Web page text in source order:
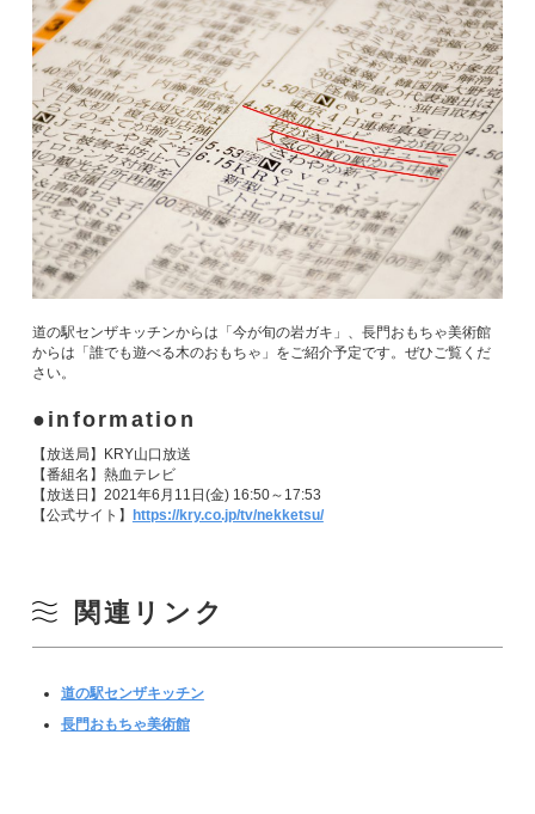
道の駅センザキッチンからは「今が旬の岩ガキ」、長門おもちゃ美術館
からは「誰でも遊べる木のおもちゃ」をご紹介予定です。ぜひご覧くだ
さい。
information
【放送局】KRY山口放送
【番組名】熱血テレビ
【放送日】2021年6月11日(金) 16:50～17:53
【公式サイト】 https://kry.co.jp/tv/nekketsu/
関連リンク
道の駅センザキッチン
長門おもちゃ美術館